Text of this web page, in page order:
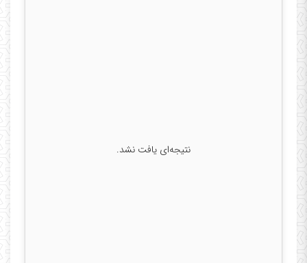
نتیجه‌ای یافت نشد.